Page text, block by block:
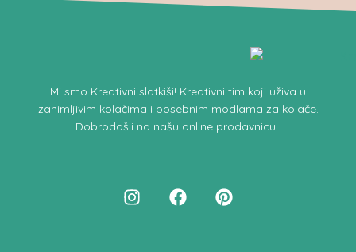
Mi smo Kreativni slatkiši! Kreativni tim koji uživa u
zanimljivim kolačima i posebnim modlama za kolače.
Dobrodošli na našu online prodavnicu!